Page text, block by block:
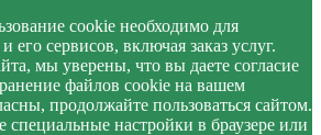
cookie необходимо для
его сервисов, включая заказ услуг.
мы уверены, что вы даете согласие
файлов cookie на вашем
продолжайте пользоваться сайтом.
специальные настройки в браузере или